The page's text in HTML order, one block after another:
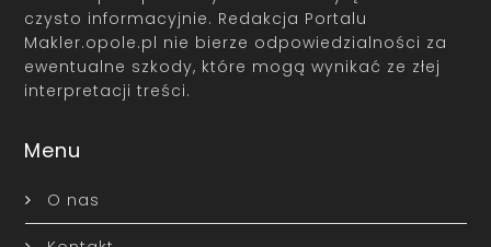
czysto informacyjnie. Redakcja Portalu
Makler.opole.pl nie bierze odpowiedzialności za
ewentualne szkody, które mogą wynikać ze złej
interpretacji treści.
Menu
O nas